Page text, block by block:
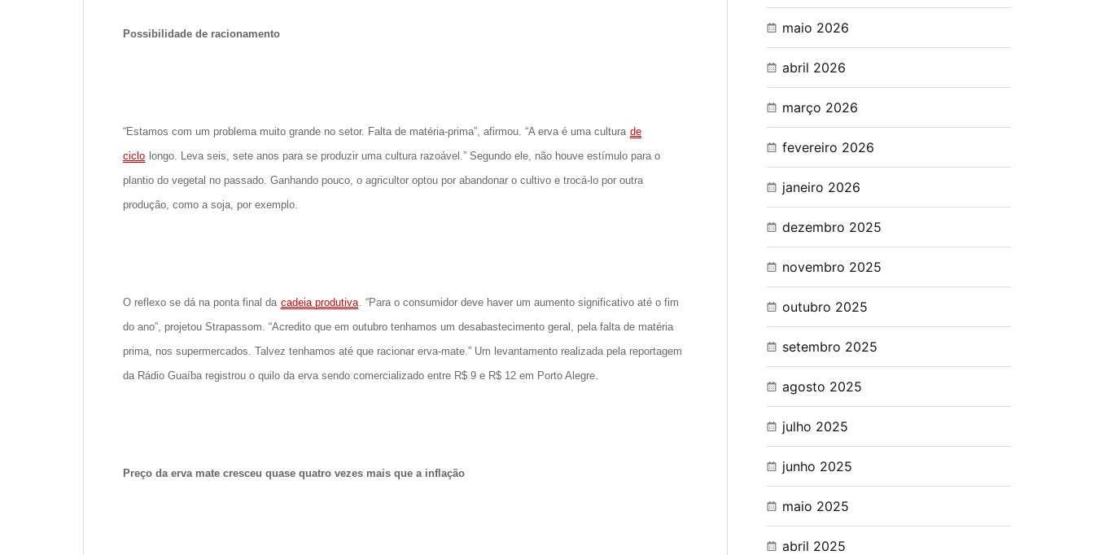
Possibilidade de racionamento
“Estamos com um problema muito grande no setor. Falta de matéria-prima”, afirmou. “A erva é uma cultura de
ciclo longo. Leva seis, sete anos para se produzir uma cultura razoável.” Segundo ele, não houve estímulo para o
plantio do vegetal no passado. Ganhando pouco, o agricultor optou por abandonar o cultivo e trocá-lo por outra
produção, como a soja, por exemplo.
O reflexo se dá na ponta final da cadeia produtiva. “Para o consumidor deve haver um aumento significativo até o fim
do ano”, projetou Strapassom. “Acredito que em outubro tenhamos um desabastecimento geral, pela falta de matéria
prima, nos supermercados. Talvez tenhamos até que racionar erva-mate.” Um levantamento realizada pela reportagem
da Rádio Guaíba registrou o quilo da erva sendo comercializado entre R$ 9 e R$ 12 em Porto Alegre.
Preço da erva mate cresceu quase quatro vezes mais que a inflação
maio 2026
abril 2026
março 2026
fevereiro 2026
janeiro 2026
dezembro 2025
novembro 2025
outubro 2025
setembro 2025
agosto 2025
julho 2025
junho 2025
maio 2025
abril 2025